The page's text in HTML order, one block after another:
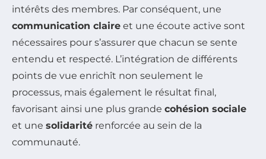
intérêts des membres. Par conséquent, une
communication claire et une écoute active sont
nécessaires pour s’assurer que chacun se sente
entendu et respecté. L’intégration de différents
points de vue enrichît non seulement le
processus, mais également le résultat final,
favorisant ainsi une plus grande cohésion sociale
et une solidarité renforcée au sein de la
communauté.